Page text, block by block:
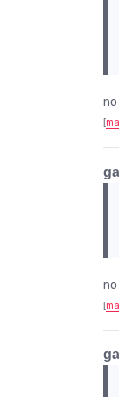
[
[